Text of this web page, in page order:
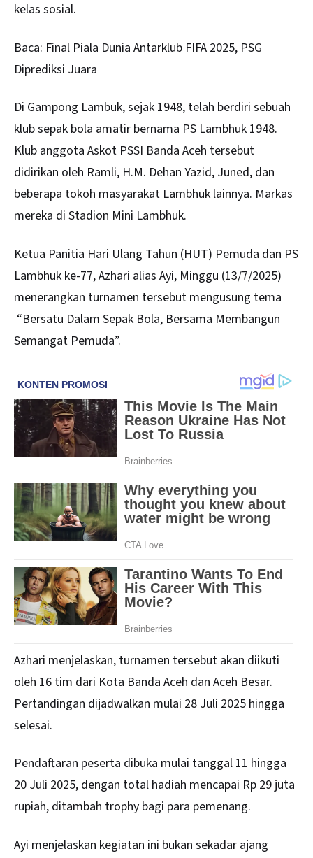
kelas sosial.
Baca: Final Piala Dunia Antarklub FIFA 2025, PSG
Diprediksi Juara
Di Gampong Lambuk, sejak 1948, telah berdiri sebuah
klub sepak bola amatir bernama PS Lambhuk 1948.
Klub anggota Askot PSSI Banda Aceh tersebut
didirikan oleh Ramli, H.M. Dehan Yazid, Juned, dan
beberapa tokoh masyarakat Lambhuk lainnya. Markas
mereka di Stadion Mini Lambhuk.
Ketua Panitia Hari Ulang Tahun (HUT) Pemuda dan PS
Lambhuk ke-77, Azhari alias Ayi, Minggu (13/7/2025)
menerangkan turnamen tersebut mengusung tema
“Bersatu Dalam Sepak Bola, Bersama Membangun
Semangat Pemuda”.
Azhari menjelaskan, turnamen tersebut akan diikuti
oleh 16 tim dari Kota Banda Aceh dan Aceh Besar.
Pertandingan dijadwalkan mulai 28 Juli 2025 hingga
selesai.
Pendaftaran peserta dibuka mulai tanggal 11 hingga
20 Juli 2025, dengan total hadiah mencapai Rp 29 juta
rupiah, ditambah trophy bagi para pemenang.
Ayi menjelaskan kegiatan ini bukan sekadar ajang